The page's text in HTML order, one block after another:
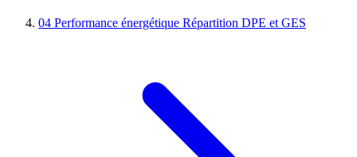
04 Performance énergétique Répartition DPE et GES